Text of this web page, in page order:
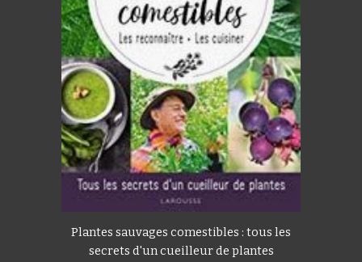
Plantes sauvages comestibles : tous les
secrets d'un cueilleur de plantes